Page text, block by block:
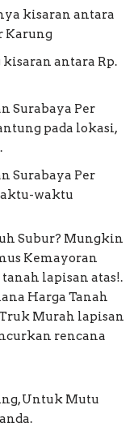
kisaran antara
Karung
antara Rp.
Surabaya Per
pada lokasi,
Surabaya Per
waktu
Subur? Mungkin
Kemayoran
lapisan atas!.
Harga Tanah
Murah lapisan
rencana
Untuk Mutu